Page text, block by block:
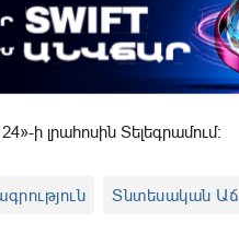
ի լրահոսին Տելեգրամում:
Տնտեսական Աճ